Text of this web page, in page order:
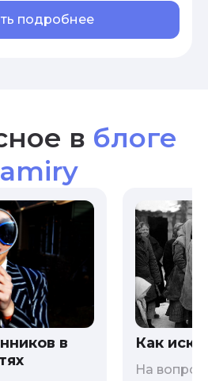
подробнее
в блоге
в
Как
На вопрос